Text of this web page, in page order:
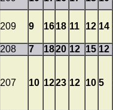
209 9 1618 11 12 14
208 7 1820 12 15 12
207 10 1223 12 10 5